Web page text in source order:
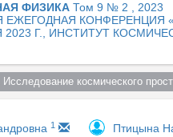
ФИЗИКА Том 9 № 2 , 2023
ЕЖЕГОДНАЯ КОНФЕРЕНЦИЯ
2023 Г., ИНСТИТУТ
космического
1 Птицына